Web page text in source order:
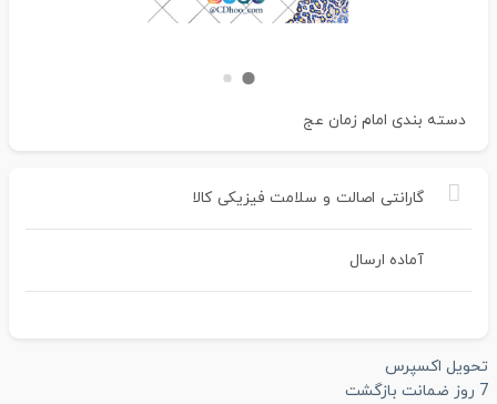
دسته بندی امام زمان عج
گارانتی اصالت و سلامت فیزیکی کالا
آماده ارسال
تحویل اکسپرس
7 روز ضمانت بازگشت